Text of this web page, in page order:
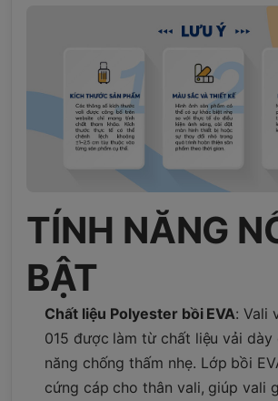
TÍNH NĂNG
BẬT
Chất liệu Polyester bồi EVA: Vali
015 được làm từ chất liệu vải dày
năng chống thấm nhẹ. Lớp bồi
cứng cáp cho thân vali, giúp vali